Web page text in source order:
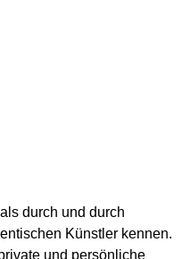
durch und durch
Künstler kennen.
und persönliche